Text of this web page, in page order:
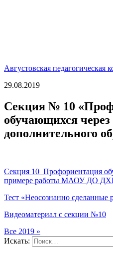
Августовская педагогическая
29.08.2019
Секция № 10
обучающихся
дополнительного
Секция 10_Профориентация
примере работы МАОУ ДО
Тест «Неосознанно сделанные
Видеоматериал с секции №10
Все 2019 »
Искать: